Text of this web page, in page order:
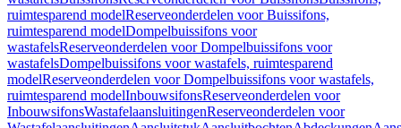
ruimtesparend modelReserveonderdelen voor Buissifons,
ruimtesparend modelDompelbuissifons voor
wastafelsReserveonderdelen voor Dompelbuissifons voor
wastafelsDompelbuissifons voor wastafels, ruimtesparend
modelReserveonderdelen voor Dompelbuissifons voor wastafels,
ruimtesparend modelInbouwsifonsReserveonderdelen voor
InbouwsifonsWastafelaansluitingenReserveonderdelen voor